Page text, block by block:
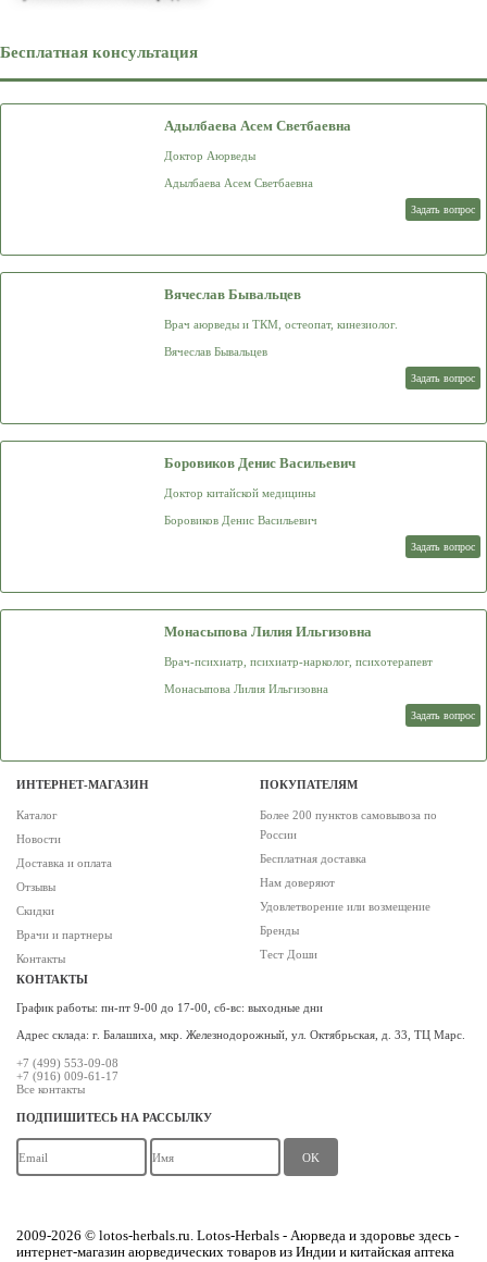
Бесплатная консультация
Адылбаева Асем Светбаевна
Доктор Аюрведы
Адылбаева Асем Светбаевна
Задать вопрос
Вячеслав Бывальцев
Врач аюрведы и ТКМ, остеопат, кинезиолог.
Вячеслав Бывальцев
Задать вопрос
Боровиков Денис Васильевич
Доктор китайской медицины
Боровиков Денис Васильевич
Задать вопрос
Монасыпова Лилия Ильгизовна
Врач-психиатр, психиатр-нарколог, психотерапевт
Монасыпова Лилия Ильгизовна
Задать вопрос
ИНТЕРНЕТ-МАГАЗИН
Каталог
Новости
Доставка и оплата
Отзывы
Скидки
Врачи и партнеры
Контакты
ПОКУПАТЕЛЯМ
Более 200 пунктов самовывоза по
России
Бесплатная доставка
Нам доверяют
Удовлетворение или возмещение
Бренды
Тест Доши
КОНТАКТЫ
График работы: пн-пт 9-00 до 17-00, сб-вс: выходные дни
Адрес склада: г. Балашиха, мкр. Железнодорожный, ул. Октябрьская, д. 33, ТЦ Марс.
+7 (499) 553-09-08
+7 (916) 009-61-17
Все контакты
ПОДПИШИТЕСЬ НА РАССЫЛКУ
OK
2009-2026 © lotos-herbals.ru. Lotos-Herbals - Аюрведа и здоровье здесь -
интернет-магазин аюрведических товаров из Индии и китайская аптека